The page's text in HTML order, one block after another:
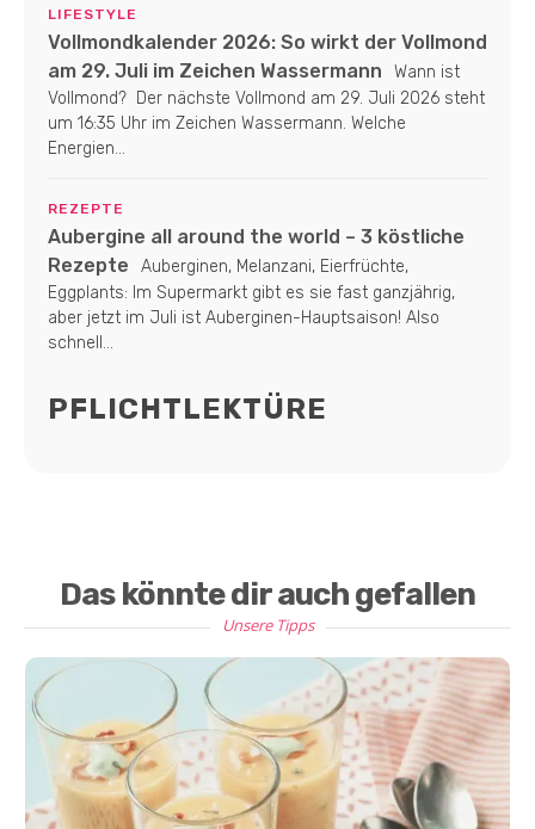
LIFESTYLE
Vollmondkalender 2026: So wirkt der Vollmond
am 29. Juli im Zeichen Wassermann
Wann ist
Vollmond? Der nächste Vollmond am 29. Juli 2026 steht
um 16:35 Uhr im Zeichen Wassermann. Welche
Energien...
REZEPTE
Aubergine all around the world – 3 köstliche
Rezepte
Auberginen, Melanzani, Eierfrüchte,
Eggplants: Im Supermarkt gibt es sie fast ganzjährig,
aber jetzt im Juli ist Auberginen-Hauptsaison! Also
schnell...
PFLICHTLEKTÜRE
Das könnte dir auch gefallen
Unsere Tipps